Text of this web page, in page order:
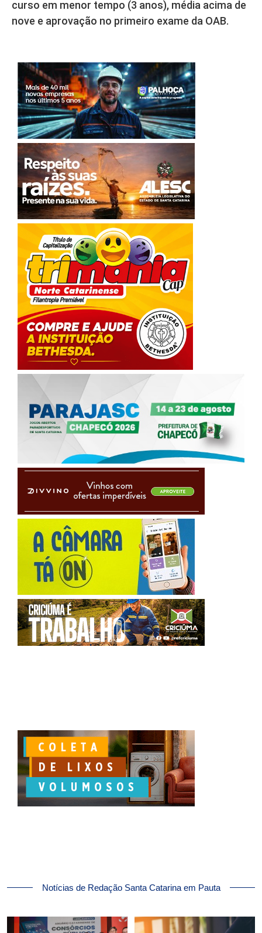
curso em menor tempo (3 anos), média acima de
nove e aprovação no primeiro exame da OAB.
Notícias de Redação Santa Catarina em Pauta